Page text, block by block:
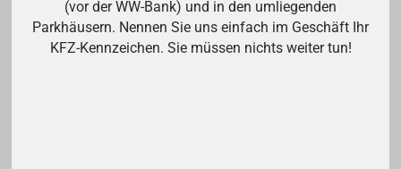
7. AUGUST 2025
Viele glauben, dass mit zunehmendem Alter automatisch
(vor der WW-Bank) und in den umliegenden
Parkhäusern. Nennen Sie uns einfach im Geschäft Ihr
KFZ-Kennzeichen. Sie müssen nichts weiter tun!